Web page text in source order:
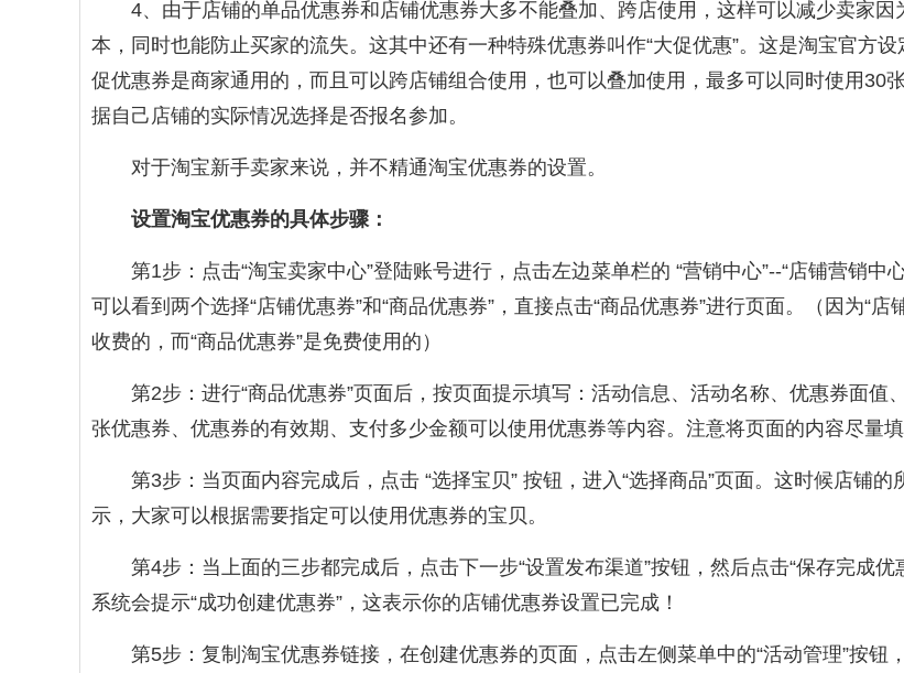
4、由于店铺的单品优惠券和店铺优惠券大多不能叠加、跨店使用，这样可以减少卖家因
本，同时也能防止买家的流失。这其中还有一种特殊优惠券叫作“大促优惠”。这是淘宝官方
促优惠券是商家通用的，而且可以跨店铺组合使用，也可以叠加使用，最多可以同时使用30
据自己店铺的实际情况选择是否报名参加。
对于淘宝新手卖家来说，并不精通淘宝优惠券的设置。
设置淘宝优惠券的具体步骤：
第1步：点击“淘宝卖家中心”登陆账号进行，点击左边菜单栏的 “营销中心”--“店铺营销中
可以看到两个选择“店铺优惠券”和“商品优惠券”，直接点击“商品优惠券”进行页面。（因为“店
收费的，而“商品优惠券”是免费使用的）
第2步：进行“商品优惠券”页面后，按页面提示填写：活动信息、活动名称、优惠券面值
张优惠券、优惠券的有效期、支付多少金额可以使用优惠券等内容。注意将页面的内容尽量填
第3步：当页面内容完成后，点击 “选择宝贝” 按钮，进入“选择商品”页面。这时候店铺的
示，大家可以根据需要指定可以使用优惠券的宝贝。
第4步：当上面的三步都完成后，点击下一步“设置发布渠道”按钮，然后点击“保存完成优
系统会提示“成功创建优惠券”，这表示你的店铺优惠券设置已完成！
第5步：复制淘宝优惠券链接，在创建优惠券的页面，点击左侧菜单中的“活动管理”按钮